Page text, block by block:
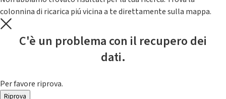
colonnina di ricarica piú vicina a te direttamente sulla mappa.
C'è un problema con il recupero dei
dati.
Per favore riprova.
Riprova